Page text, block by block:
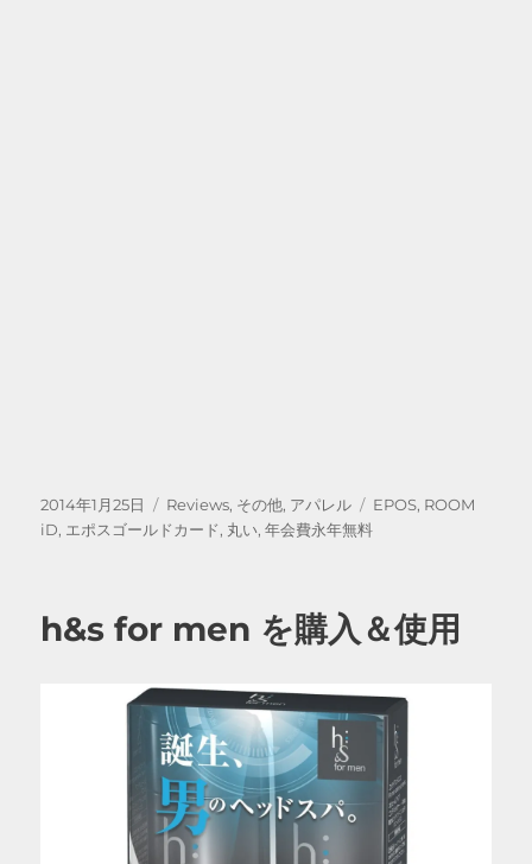
投
稿
2014年1月25日
カ
テ
Reviews, その他, アパレル
タ
グ
EPOS, ROOM
iD, エポスゴールドカード, 丸い,年会費永年無料
h&s for men を購入＆使用